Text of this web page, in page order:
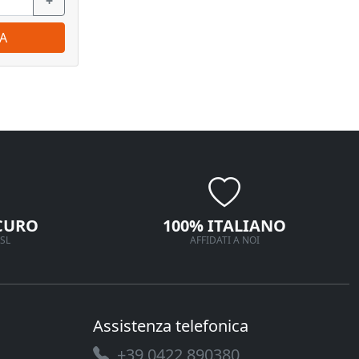
100% ITALIANO
AFFIDATI A NOI
Assistenza telefonica
+39 0422 890380